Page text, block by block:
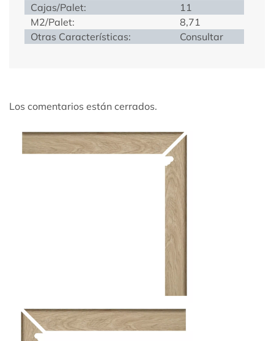
Cajas/Palet:
11
M2/Palet:
8,71
Otras Características:
Consultar
Los comentarios están cerrados.